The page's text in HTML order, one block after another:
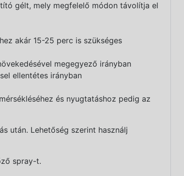
gélt, mely megfelelő módon távolítja el
akár 15-25 perc is szükséges
megegyező irányban
ellentétes irányban
és nyugtatáshoz pedig az
után. Lehetőség szerint használj
spray-t.